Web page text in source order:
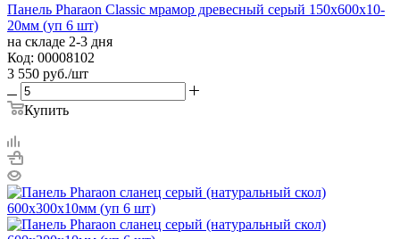
Панель Pharaon Classic мрамор древесный серый 150х600х10-
20мм (уп 6 шт)
на складе 2-3 дня
Код: 00008102
3 550 руб./шт
Купить